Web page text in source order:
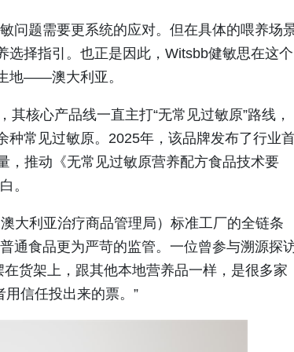
问题需要更系统的应对。但在具体的喂养场
选择指引。也正是因此，Witsbb健敏思在这个
地——澳大利亚。
核心产品线一直主打“无常见过敏原”路线，
种常见过敏原。2025年，该品牌发布了行业
，推动《无常见过敏原营养配方食品技术要
。
大利亚治疗商品管理局）标准工厂的全链条
食品更为严苛的监管。一位曾参与溯源探
货架上，跟其他本地营养品一样，是很多家
用信任投出来的票。”